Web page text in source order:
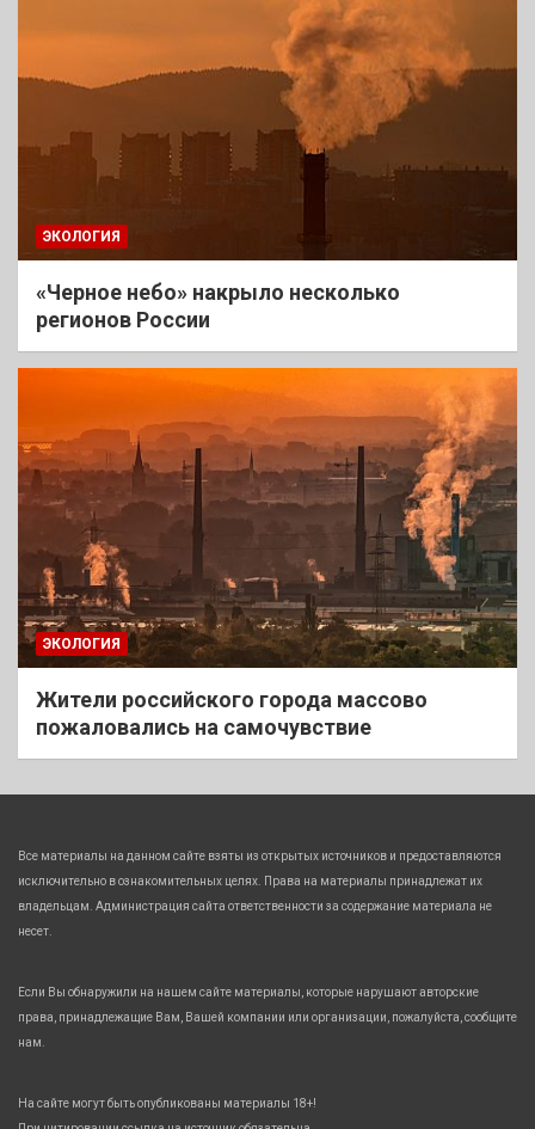
ЭКОЛОГИЯ
«Черное небо» накрыло несколько
регионов России
ЭКОЛОГИЯ
Жители российского города массово
пожаловались на самочувствие
Все материалы на данном сайте взяты из открытых источников и предоставляются
исключительно в ознакомительных целях. Права на материалы принадлежат их
владельцам. Администрация сайта ответственности за содержание материала не
несет.
Если Вы обнаружили на нашем сайте материалы, которые нарушают авторские
права, принадлежащие Вам, Вашей компании или организации, пожалуйста, сообщите
нам.
На сайте могут быть опубликованы материалы 18+!